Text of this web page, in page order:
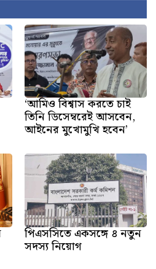
‘আমিও বিশ্বাস করতে চাই
তিনি ডিসেম্বরেই আসবেন,
আইনের মুখোমুখি হবেন’
পিএসসিতে একসঙ্গে ৪ নতুন
সদস্য নিয়োগ